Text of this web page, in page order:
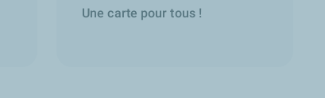
Une carte pour tous !